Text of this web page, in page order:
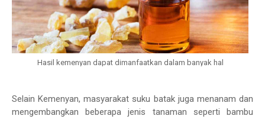
Hasil kemenyan dapat dimanfaatkan dalam banyak hal
Selain Kemenyan, masyarakat suku batak juga menanam dan
mengembangkan beberapa jenis tanaman seperti bambu